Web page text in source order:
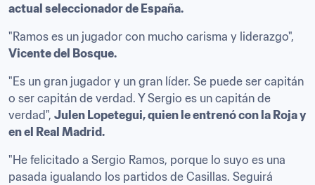
actual seleccionador de España.
Vicente del Bosque.
"Es un gran jugador y un gran líder. Se puede ser capitán
o ser capitán de verdad. Y Sergio es un capitán de
verdad", Julen Lopetegui, quien le entrenó con la Roja y
en el Real Madrid.
"He felicitado a Sergio Ramos, porque lo suyo es una
pasada igualando los partidos de Casillas. Seguirá